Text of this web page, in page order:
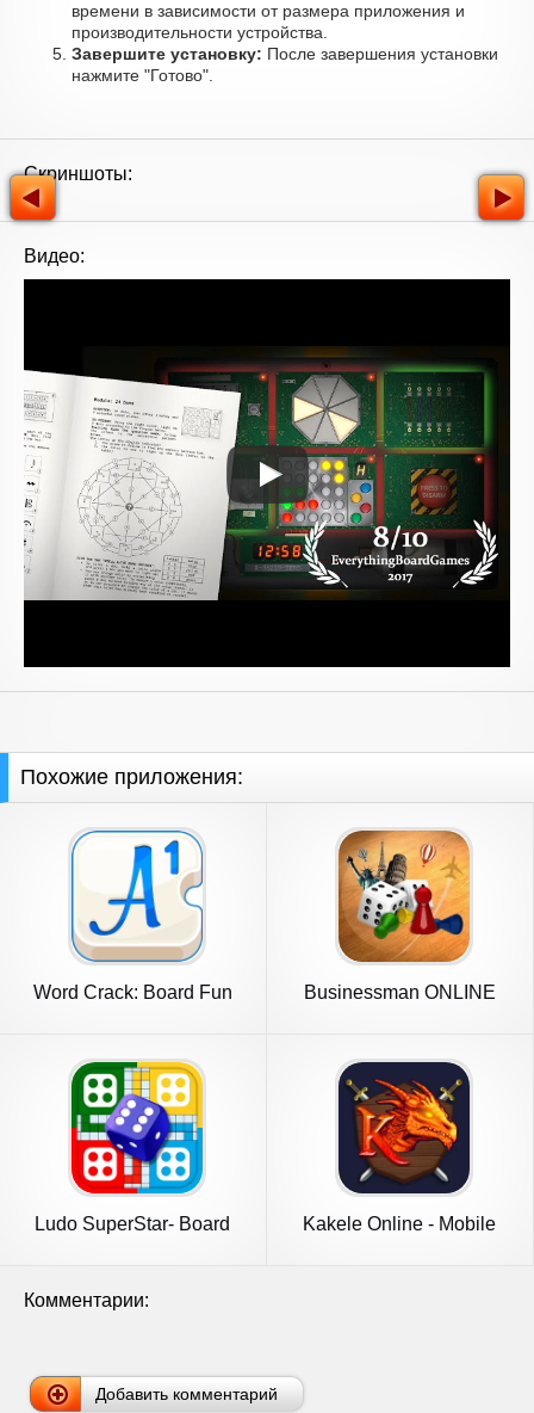
времени в зависимости от размера приложения и
производительности устройства.
Завершите установку: После завершения установки
нажмите "Готово".
Скриншоты:
Видео:
Похожие приложения:
Word Crack: Board Fun
Businessman ONLINE
Ludo SuperStar- Board
Kakele Online - Mobile
Комментарии:
Добавить комментарий